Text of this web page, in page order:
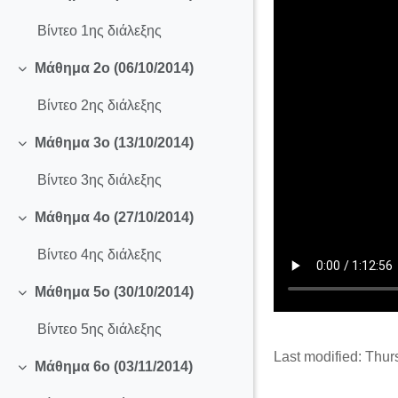
Βίντεο 1ης διάλεξης
Collapse
Μάθημα 2ο (06/10/2014)
Βίντεο 2ης διάλεξης
Collapse
Μάθημα 3ο (13/10/2014)
Βίντεο 3ης διάλεξης
Collapse
Μάθημα 4ο (27/10/2014)
Βίντεο 4ης διάλεξης
Collapse
Mάθημα 5ο (30/10/2014)
Βίντεο 5ης διάλεξης
Collapse
Mάθημα 6ο (03/11/2014)
Last modified: